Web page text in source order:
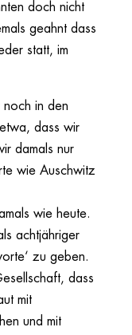
doch nicht
geahnt dass
statt, im
noch in den
dass wir
damals nur
wie Auschwitz
wie heute.
achtjähriger
zu geben.
dass
mit
und mit